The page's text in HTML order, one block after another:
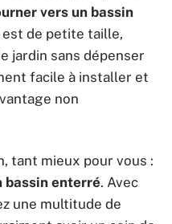
vers un bassin
est de petite taille,
jardin sans dépenser
facile à installer et
non
tant mieux pour vous :
bassin enterré. Avec
une multitude de